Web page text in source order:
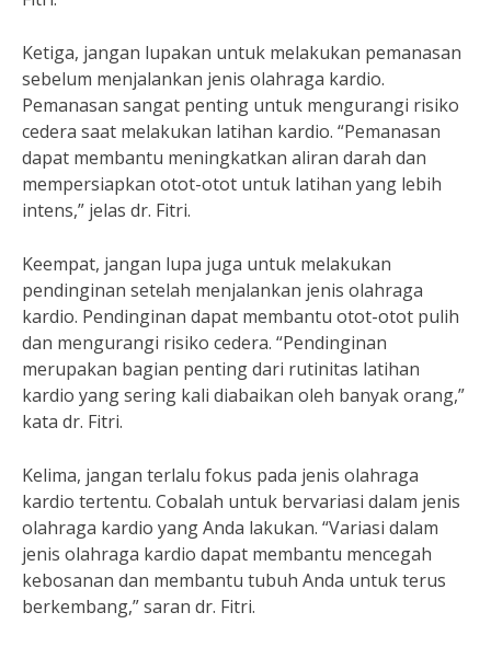
Ketiga, jangan lupakan untuk melakukan pemanasan
sebelum menjalankan jenis olahraga kardio.
Pemanasan sangat penting untuk mengurangi risiko
cedera saat melakukan latihan kardio. “Pemanasan
dapat membantu meningkatkan aliran darah dan
mempersiapkan otot-otot untuk latihan yang lebih
intens,” jelas dr. Fitri.
Keempat, jangan lupa juga untuk melakukan
pendinginan setelah menjalankan jenis olahraga
kardio. Pendinginan dapat membantu otot-otot pulih
dan mengurangi risiko cedera. “Pendinginan
merupakan bagian penting dari rutinitas latihan
kardio yang sering kali diabaikan oleh banyak orang,”
kata dr. Fitri.
Kelima, jangan terlalu fokus pada jenis olahraga
kardio tertentu. Cobalah untuk bervariasi dalam jenis
olahraga kardio yang Anda lakukan. “Variasi dalam
jenis olahraga kardio dapat membantu mencegah
kebosanan dan membantu tubuh Anda untuk terus
berkembang,” saran dr. Fitri.